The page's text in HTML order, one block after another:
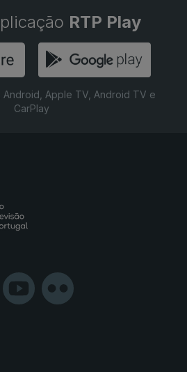
RTP Play
Android, Apple TV, Android TV e
CarPlay